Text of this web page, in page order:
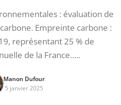
: évaluation de
Empreinte carbone :
représentant 25 % de
de la France…..
Manon Dufour
5 janvier 2025